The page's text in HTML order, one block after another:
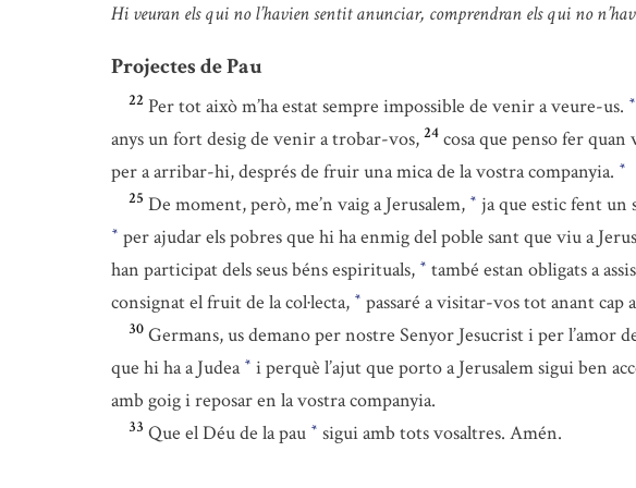
Hi veuran els qui no l’havien sentit anunciar, comprendran els qui no
Projectes de Pau
22 Per tot això m’ha estat sempre impossible de venir a veure-us. *
anys un fort desig de venir a trobar-vos, 24 cosa que penso fer
per a arribar-hi, després de fruir una mica de la vostra companyia. *
25 De moment, però, me’n vaig a Jerusalem, * ja que estic fent un
* per ajudar els pobres que hi ha enmig del poble sant que viu a
han participat dels seus béns espirituals, * també estan obligats a
consignat el fruit de la col·lecta, * passaré a visitar-vos tot anant cap
30 Germans, us demano per nostre Senyor Jesucrist i per l’amor
que hi ha a Judea * i perquè l’ajut que porto a Jerusalem sigui ben
amb goig i reposar en la vostra companyia.
33 Que el Déu de la pau * sigui amb tots vosaltres. Amén.